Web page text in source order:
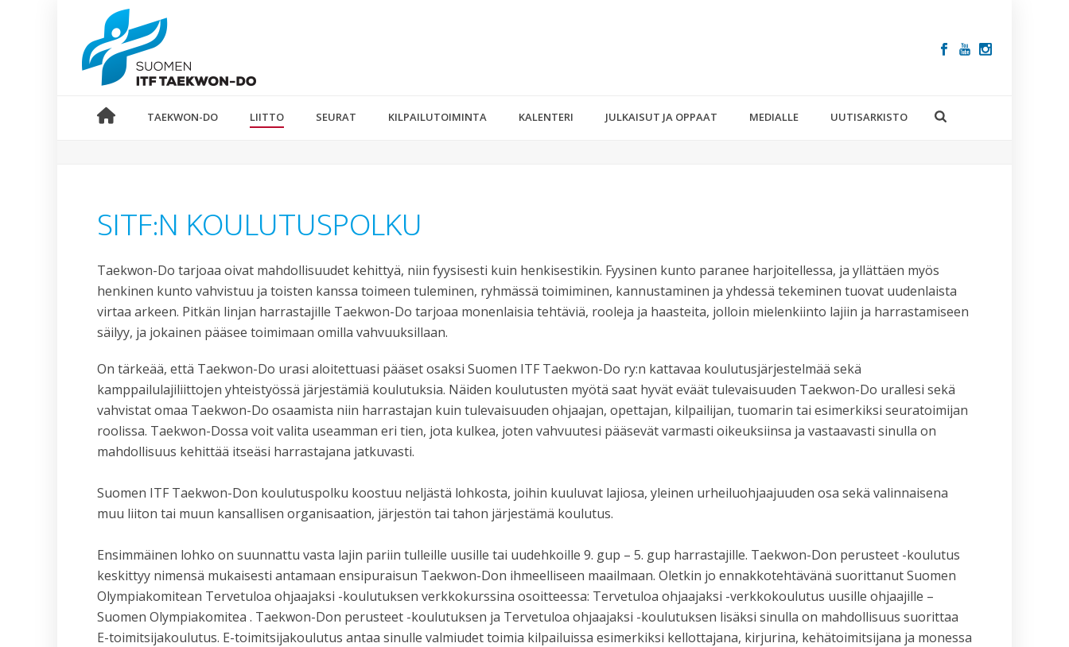
TAEKWON-DO LIITTO SEURAT KILPAILUTOIMINTA KALENTERI JULKAISUT JA OPPAAT MEDIALLE UUTISARKISTO
SITF:N KOULUTUSPOLKU
Taekwon-Do tarjoaa oivat mahdollisuudet kehittyä, niin fyysisesti kuin henkisestikin. Fyysinen kunto paranee harjoitellessa, ja yllättäen myös
henkinen kunto vahvistuu ja toisten kanssa toimeen tuleminen, ryhmässä toimiminen, kannustaminen ja yhdessä tekeminen tuovat uudenlaista
virtaa arkeen. Pitkän linjan harrastajille Taekwon-Do tarjoaa monenlaisia tehtäviä, rooleja ja haasteita, jolloin mielenkiinto lajiin ja harrastamiseen
säilyy, ja jokainen pääsee toimimaan omilla vahvuuksillaan.
On tärkeää, että Taekwon-Do urasi aloitettuasi pääset osaksi Suomen ITF Taekwon-Do ry:n kattavaa koulutusjärjestelmää sekä
kamppailulajiliittojen yhteistyössä järjestämiä koulutuksia. Näiden koulutusten myötä saat hyvät eväät tulevaisuuden Taekwon-Do urallesi sekä
vahvistat omaa Taekwon-Do osaamista niin harrastajan kuin tulevaisuuden ohjaajan, opettajan, kilpailijan, tuomarin tai esimerkiksi seuratoimijan
roolissa. Taekwon-Dossa voit valita useamman eri tien, jota kulkea, joten vahvuutesi pääsevät varmasti oikeuksiinsa ja vastaavasti sinulla on
mahdollisuus kehittää itseäsi harrastajana jatkuvasti.
Suomen ITF Taekwon-Don koulutuspolku koostuu neljästä lohkosta, joihin kuuluvat lajiosa, yleinen urheiluohjaajuuden osa sekä valinnaisena
muu liiton tai muun kansallisen organisaation, järjestön tai tahon järjestämä koulutus.
Ensimmäinen lohko on suunnattu vasta lajin pariin tulleille uusille tai uudehkoille 9. gup – 5. gup harrastajille. Taekwon-Don perusteet -koulutus
keskittyy nimensä mukaisesti antamaan ensipuraisun Taekwon-Don ihmeelliseen maailmaan. Oletkin jo ennakkotehtävänä suorittanut Suomen
Olympiakomitean Tervetuloa ohjaajaksi -koulutuksen verkkokurssina osoitteessa: Tervetuloa ohjaajaksi -verkkokoulutus uusille ohjaajille –
Suomen Olympiakomitea . Taekwon-Don perusteet -koulutuksen ja Tervetuloa ohjaajaksi -koulutuksen lisäksi sinulla on mahdollisuus suorittaa
E-toimitsijakoulutus. E-toimitsijakoulutus antaa sinulle valmiudet toimia kilpailuissa esimerkiksi kellottajana, kirjurina, kehätoimitsijana ja monessa